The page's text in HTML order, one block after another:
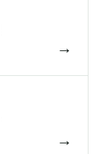
→
→